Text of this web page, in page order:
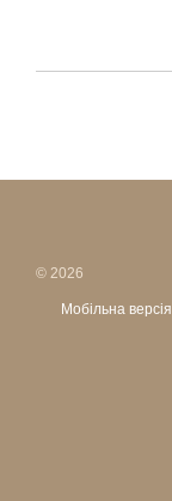
© 2026
Мобільна версія